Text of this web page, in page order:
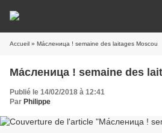
Accueil » Ма́сленица ! semaine des laitages Moscou
Publié le 14/02/2018 à 12:41
Par Philippe